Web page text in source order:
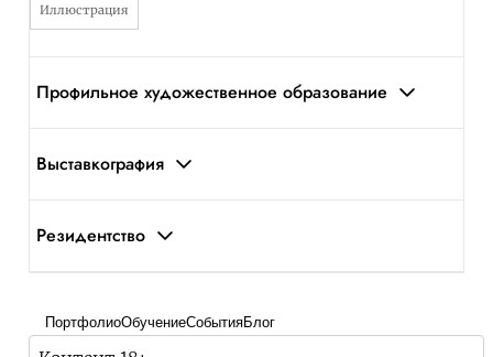
Иллюстрация
Профильное художественное образование
Выставкография
Резидентство
ПортфолиоОбучениеСобытияБлог